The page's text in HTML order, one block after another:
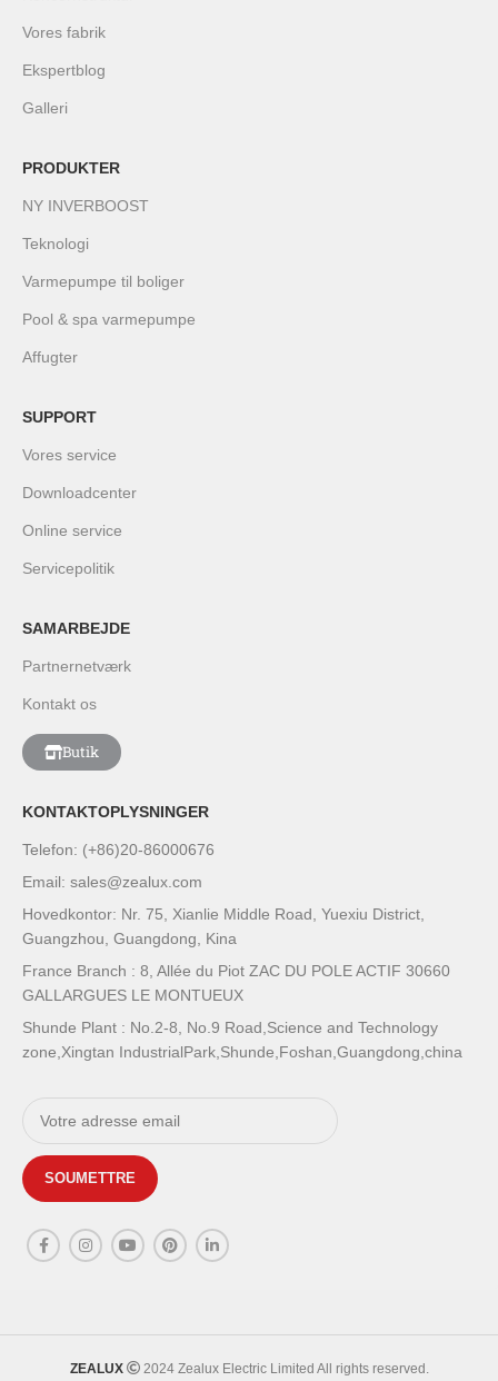
Vores fabrik
Ekspertblog
Galleri
PRODUKTER
NY INVERBOOST
Teknologi
Varmepumpe til boliger
Pool & spa varmepumpe
Affugter
SUPPORT
Vores service
Downloadcenter
Online service
Servicepolitik
SAMARBEJDE
Partnernetværk
Kontakt os
Butik
KONTAKTOPLYSNINGER
Telefon: (+86)20-86000676
Email: sales@zealux.com
Hovedkontor: Nr. 75, Xianlie Middle Road, Yuexiu District,
Guangzhou, Guangdong, Kina
France Branch : 8, Allée du Piot ZAC DU POLE ACTIF 30660
GALLARGUES LE MONTUEUX
Shunde Plant : No.2-8, No.9 Road,Science and Technology
zone,Xingtan IndustrialPark,Shunde,Foshan,Guangdong,china
ZEALUX 2024 Zealux Electric Limited All rights reserved.